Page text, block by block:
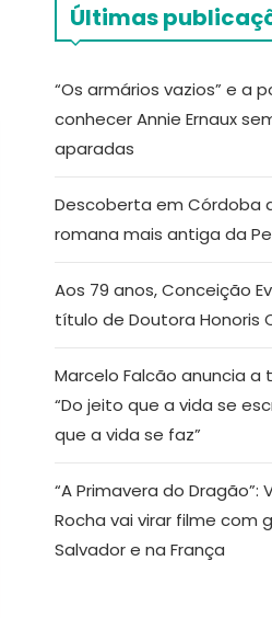
Últimas
“Os armários vazios” e a
conhecer Annie Ernaux
aparadas
Descoberta em Córdoba
romana mais antiga da
Aos 79 anos, Conceição
título de Doutora Honoris
Marcelo Falcão anuncia a
“Do jeito que a vida se
que a vida se faz”
“A Primavera do Dragão”:
Rocha vai virar filme com
Salvador e na França